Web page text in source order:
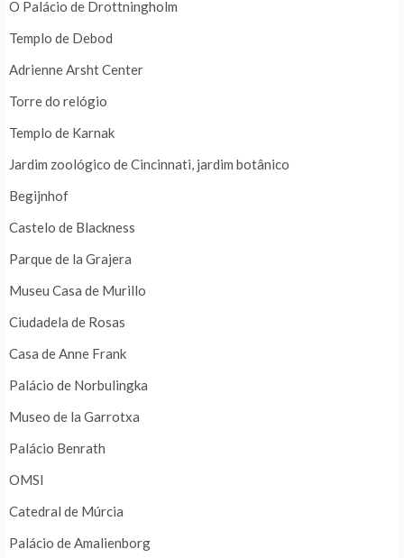
O Palácio de Drottningholm
Templo de Debod
Adrienne Arsht Center
Torre do relógio
Templo de Karnak
Jardim zoológico de Cincinnati, jardim botânico
Begijnhof
Castelo de Blackness
Parque de la Grajera
Museu Casa de Murillo
Ciudadela de Rosas
Casa de Anne Frank
Palácio de Norbulingka
Museo de la Garrotxa
Palácio Benrath
OMSI
Catedral de Múrcia
Palácio de Amalienborg